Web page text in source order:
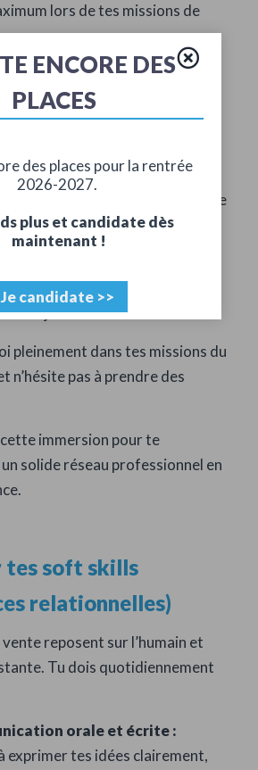
lors de tes missions de
stages et ton
le terrain
un diplôme ultra-concret qui
Que tu choisisses la formule
tire le meilleur parti de
entreprise :
structure qui correspond
tes objectifs de carrière.
pleinement dans tes missions du
n’hésite pas à prendre des
immersion pour te
solide réseau professionnel en
tes soft skills
relationnelles)
reposent sur l’humain et
Tu dois quotidiennement
orale et écrite :
exprimer tes idées clairement,
ENCORE DES
PLACES
des places pour la rentrée
2026-2027.
plus et candidate dès
maintenant !
Je candidate >>